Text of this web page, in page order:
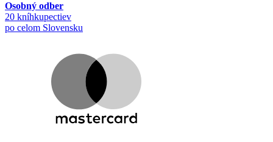
Osobný odber
20 kníhkupectiev
po celom Slovensku